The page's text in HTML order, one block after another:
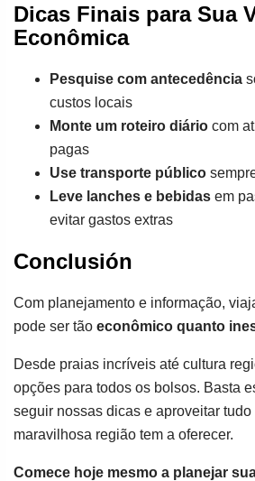
Dicas Finais para Sua
Econômica
Pesquise com antecedência
custos locais
Monte um roteiro diário com
pagas
Use transporte público
Leve lanches e bebidas em
evitar gastos extras
Conclusión
Com planejamento e informação,
pode ser tão econômico quanto
Desde praias incríveis até cultura
opções para todos os bolsos. Basta
seguir nossas dicas e aproveitar tudo
maravilhosa região tem a oferecer.
Comece hoje mesmo a planejar